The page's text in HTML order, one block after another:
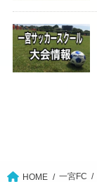
HOME 一宮FC